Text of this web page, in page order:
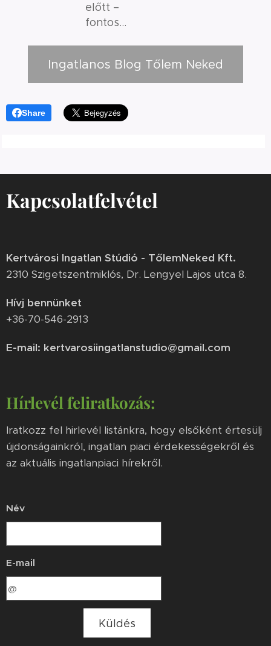
előtt –
fontos
hibák
Ingatlanos Blog Tőlem Neked
Share
Kapcsolatfelvétel
Kertvárosi Ingatlan Stúdió - TőlemNeked Kft.
2310 Szigetszentmiklós, Dr. Lengyel Lajos utca 8.
Hívj bennünket
+36-70-546-2913
E-mail: kertvarosiingatlanstudio@gmail.com
Hírlevél feliratkozás:
Iratkozz fel hirlevél listánkra, hogy elsőként értesülj
újdonságainkról, ingatlan piaci érdekességekről és
az aktuális ingatlanpiaci hírekről.
Név
E-mail
Küldés